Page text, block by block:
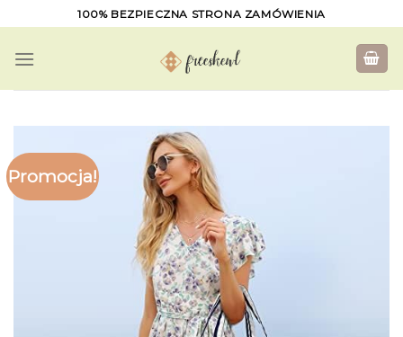
to
content
100% BEZPIECZNA STRONA ZAMÓWIENIA
Promocja!